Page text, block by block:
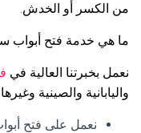
من الكسر أو الخدش.
ما هي خدمة فتح أبواب
نعمل بخبرتنا العالية في
واليابانية والصينية
نعمل على فتح